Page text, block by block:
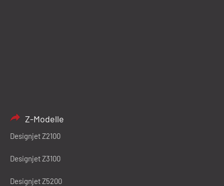
Z-Modelle
Designjet Z2100
Designjet Z3100
Designjet Z5200